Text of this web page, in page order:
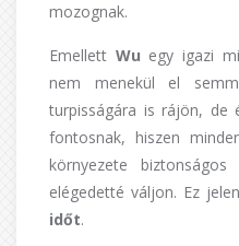
mozognak.
Emellett Wu egy igazi
nem menekül el
turpisságára is rájön, de
fontosnak, hiszen
környezete
elégedetté váljon. Ez
időt.